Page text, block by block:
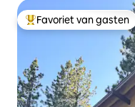
Topfavoriet van gasten
Favoriet van gasten